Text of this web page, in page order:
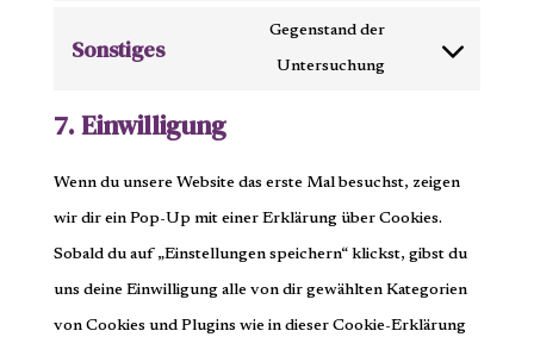
service
Sonstiges
Gegenstand der
Untersuchung
sonstiges
7. Einwilligung
Wenn du unsere Website das erste Mal besuchst, zeigen
wir dir ein Pop-Up mit einer Erklärung über Cookies.
Sobald du auf „Einstellungen speichern“ klickst, gibst du
uns deine Einwilligung alle von dir gewählten Kategorien
von Cookies und Plugins wie in dieser Cookie-Erklärung